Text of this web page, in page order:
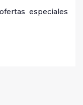
especiales